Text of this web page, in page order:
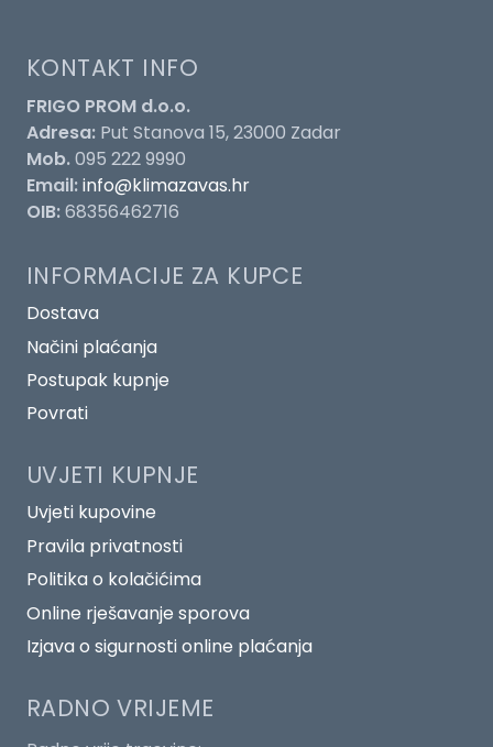
KONTAKT INFO
FRIGO PROM d.o.o.
Adresa: Put Stanova 15, 23000 Zadar
Mob.095 222 9990
Email:info@klimazavas.hr
OIB:68356462716
INFORMACIJE ZA KUPCE
Dostava
Načini plaćanja
Postupak kupnje
Povrati
UVJETI KUPNJE
Uvjeti kupovine
Pravila privatnosti
Politika o kolačićima
Online rješavanje sporova
Izjava o sigurnosti online plaćanja
RADNO VRIJEME